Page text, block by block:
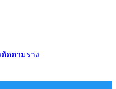
ตัดตามราง